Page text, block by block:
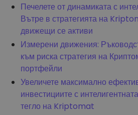
Печелете от динамиката с
Вътре в стратегията на
движещи се активи
Измерени движения:
към риска стратегия на
портфейли
Увеличете максимално
инвестициите с
тегло на Kriptomat